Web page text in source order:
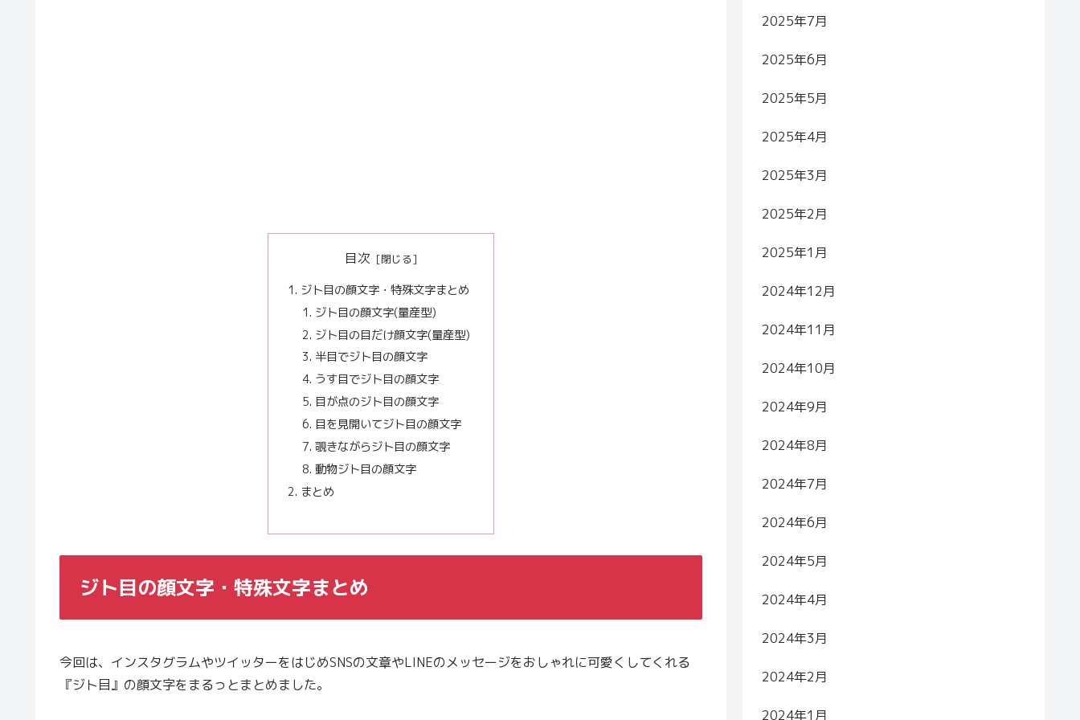
目次
ジト目の顔文字・特殊文字まとめ
ジト目の顔文字(量産型)
ジト目の目だけ顔文字(量産型)
半目でジト目の顔文字
うす目でジト目の顔文字
目が点のジト目の顔文字
目を見開いてジト目の顔文字
覗きながらジト目の顔文字
動物ジト目の顔文字
まとめ
ジト目の顔文字・特殊文字まとめ
今回は、インスタグラムやツイッターをはじめSNSの文章やLINEのメッセージをおしゃれに可愛くしてくれる
『ジト目』の顔文字をまるっとまとめました。
2025年7月
2025年6月
2025年5月
2025年4月
2025年3月
2025年2月
2025年1月
2024年12月
2024年11月
2024年10月
2024年9月
2024年8月
2024年7月
2024年6月
2024年5月
2024年4月
2024年3月
2024年2月
2024年1月